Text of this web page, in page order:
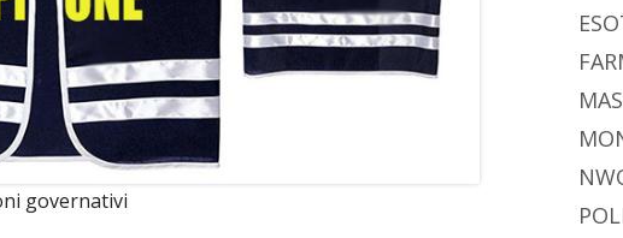
governativi